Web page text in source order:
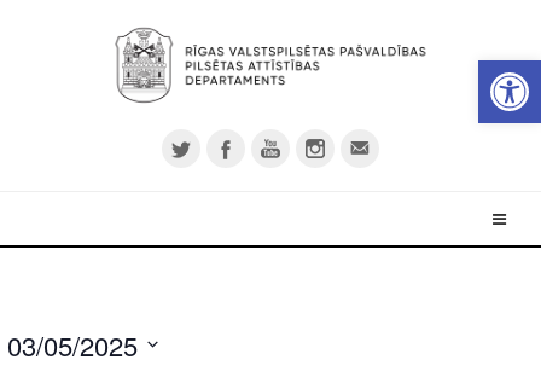
03/05/2025